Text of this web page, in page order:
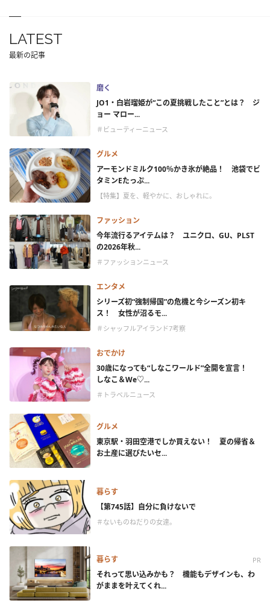
LATEST
最新の記事
磨く
JO1・白岩瑠姫が“この夏挑戦したこと”とは？ ジ
ョー マロー...
＃ビューティーニュース
グルメ
アーモンドミルク100％かき氷が絶品！ 池袋でビ
タミンEたっぷ...
【特集】夏を、軽やかに、おしゃれに。
ファッション
今年流行るアイテムは？ ユニクロ、GU、PLST
の2026年秋...
＃ファッションニュース
エンタメ
シリーズ初“強制帰国”の危機と今シーズン初キ
ス！ 女性が沼るモ...
＃シャッフルアイランド7考察
おでかけ
30歳になっても“しなこワールド”全開を宣言！
しなこ＆We♡...
＃トラベルニュース
グルメ
東京駅・羽田空港でしか買えない！ 夏の帰省＆
お土産に選びたいセ...
暮らす
【第745話】自分に負けないで
＃ないものねだりの女達。
暮らす PR
それって思い込みかも？ 機能もデザインも、わ
がままを叶えてくれ...